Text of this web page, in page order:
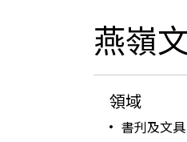
燕嶺
領域
書刋及文具